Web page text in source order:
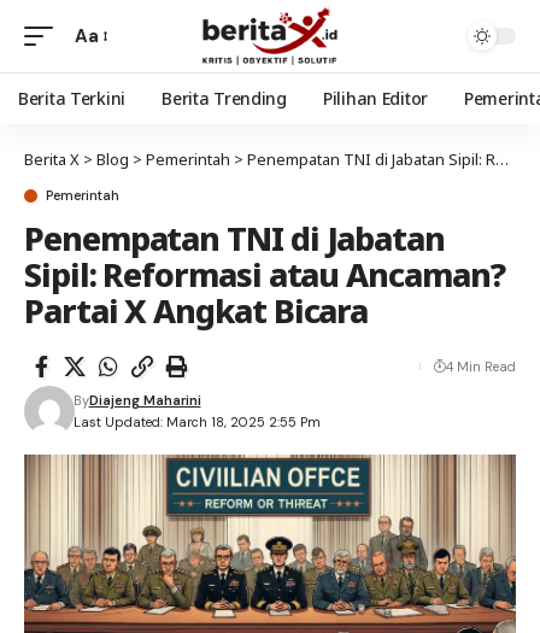
Aa
Berita Terkini Berita Trending Pilihan Editor
Berita X > Blog > Pemerintah > Penempatan TNI di Jabatan Sipil: Reformasi atau Ancaman? Partai X Angkat Bicara
Pemerintah
Penempatan TNI di Jabatan
Sipil: Reformasi atau Ancaman?
Partai X Angkat Bicara
Last Updated: March 18, 2025 2:55 Pm
ByDiajeng Maharini
4 Min Read